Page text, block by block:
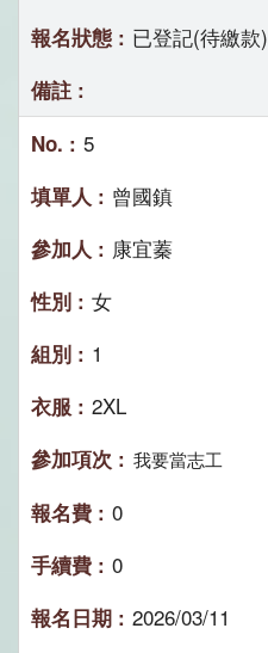
已登記(待繳款)
5
曾國鎮
康宜蓁
女
1
2XL
我要當志工
0
0
2026/03/11